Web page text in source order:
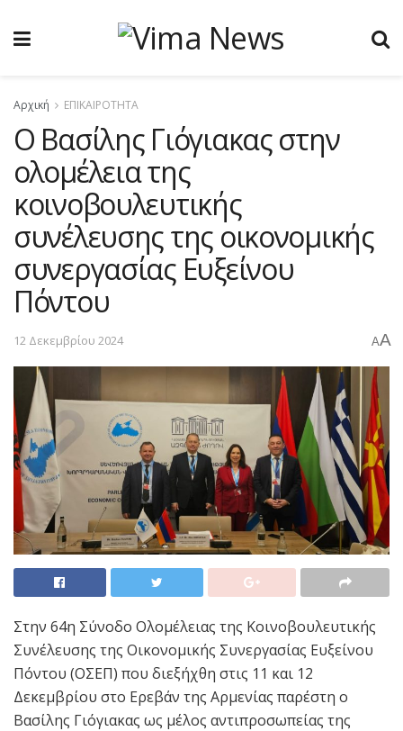
Αρχική ΕΠΙΚΑΙΡΟΤΗΤΑ
Ο Βασίλης Γιόγιακας στην
ολομέλεια της
κοινοβουλευτικής
συνέλευσης της οικονομικής
συνεργασίας Ευξείνου
Πόντου
12 Δεκεμβρίου 2024 AA
Στην 64η Σύνοδο Ολομέλειας της Κοινοβουλευτικής
Συνέλευσης της Οικονομικής Συνεργασίας Ευξείνου
Πόντου (ΟΣΕΠ) που διεξήχθη στις 11 και 12
Δεκεμβρίου στο Ερεβάν της Αρμενίας παρέστη ο
Βασίλης Γιόγιακας ως μέλος αντιπροσωπείας της